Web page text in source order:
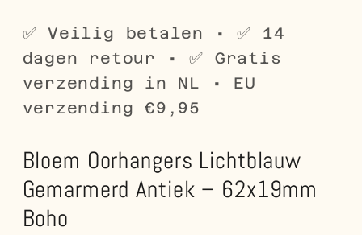
Boho
Boho
✅ Veilig betalen • ✅ 14
dagen retour • ✅ Gratis
verzending in NL • EU
verzending €9,95
Bloem Oorhangers Lichtblauw
Gemarmerd Antiek – 62x19mm
Boho